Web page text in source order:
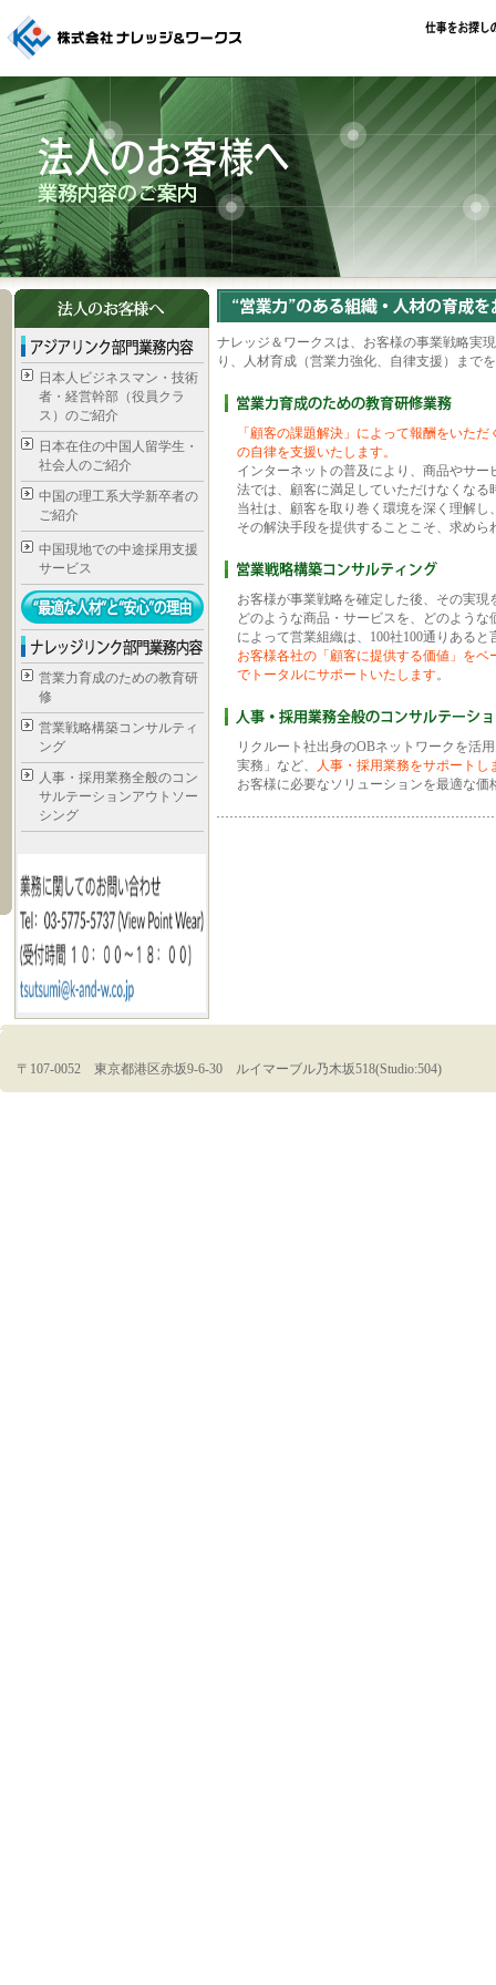
日本人ビジネスマン・技術
者・経営幹部（役員クラ
ス）のご紹介
日本在住の中国人留学生・
社会人のご紹介
中国の理工系大学新卒者の
ご紹介
中国現地での中途採用支援
サービス
営業力育成のための教育研
修
営業戦略構築コンサルティ
ング
人事・採用業務全般のコン
サルテーションアウトソー
シング
ナレッジ＆ワークスは、お客様の事業戦略実
り、人材育成（営業力強化、自律支援）まで
「顧客の課題解決」によって報酬をいた
の自律を支援いたします。
インターネットの普及により、商品やサー
法では、顧客に満足していただけなくなる
当社は、顧客を取り巻く環境を深く理解
その解決手段を提供することこそ、求め
お客様が事業戦略を確定した後、その実
どのような商品・サービスを、どのよう
によって営業組織は、100社100通りある
お客様各社の「顧客に提供する価値」を
でトータルにサポートいたします。
リクルート社出身のOBネットワークを活
実務」など、
人事・採用業務をサポートし
お客様に必要なソリューションを最適な価
〒107-0052 東京都港区赤坂9-6-30 ルイマーブル乃木坂518(Studio:504)